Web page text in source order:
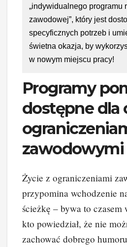
„indywidualnego programu
zawodowej”, który jest
specyficznych potrzeb i
świetna okazja, by
w nowym miejscu pracy!
Programy
dostępne dla
zawodowymi
Życie z ograniczeniami
przypomina wchodzenie
ścieżkę – bywa to czasem
kto powiedział, że nie
zachować dobrego